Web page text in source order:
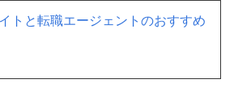
いうことは、事件解決が遅れるこ
るを得ない状況を作ってしまうとい
トと転職エージェントのおすすめ